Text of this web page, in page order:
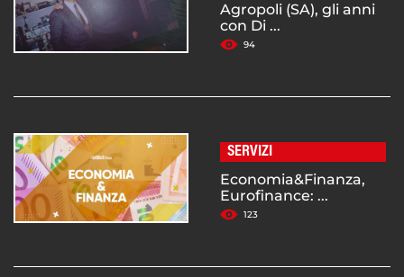
Agropoli (SA), gli anni
con Di ...
94
SERVIZI
Economia&Finanza,
Eurofinance: ...
123